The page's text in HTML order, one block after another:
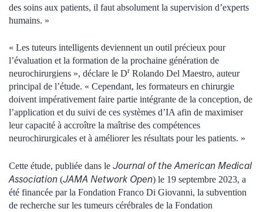
des soins aux patients, il faut absolument la supervision d’experts
humains. »
« Les tuteurs intelligents deviennent un outil précieux pour
l’évaluation et la formation de la prochaine génération de
neurochirurgiens », déclare le Dr Rolando Del Maestro, auteur
principal de l’étude. « Cependant, les formateurs en chirurgie
doivent impérativement faire partie intégrante de la conception, de
l’application et du suivi de ces systèmes d’IA afin de maximiser
leur capacité à accroître la maîtrise des compétences
neurochirurgicales et à améliorer les résultats pour les patients. »
Cette étude, publiée dans le Journal of the American Medical
Association (JAMA Network Open) le 19 septembre 2023, a
été financée par la Fondation Franco Di Giovanni, la subvention
de recherche sur les tumeurs cérébrales de la Fondation